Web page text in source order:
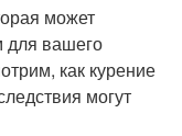
может
для вашего
как курение
могут